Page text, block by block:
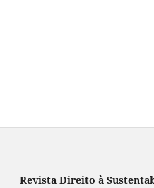
Revista Direito à